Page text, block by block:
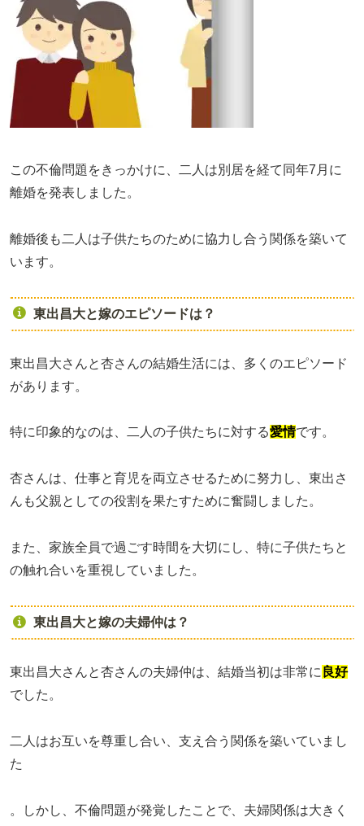
この不倫問題をきっかけに、二人は別居を経て同年7月に
離婚を発表しました。
離婚後も二人は子供たちのために協力し合う関係を築いて
います。
東出昌大と嫁のエピソードは？
東出昌大さんと杏さんの結婚生活には、多くのエピソード
があります。
特に印象的なのは、二人の子供たちに対する愛情です。
杏さんは、仕事と育児を両立させるために努力し、東出さ
んも父親としての役割を果たすために奮闘しました。
また、家族全員で過ごす時間を大切にし、特に子供たちと
の触れ合いを重視していました。
東出昌大と嫁の夫婦仲は？
東出昌大さんと杏さんの夫婦仲は、結婚当初は非常に 良好
でした。
二人はお互いを尊重し合い、支え合う関係を築いていまし
た
。しかし、不倫問題が発覚したことで、夫婦関係は大きく